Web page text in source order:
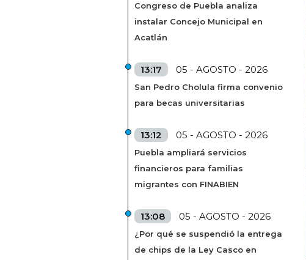
Congreso de Puebla analiza
instalar Concejo Municipal en
Acatlán
13:17 05 - AGOSTO - 2026
San Pedro Cholula firma convenio
para becas universitarias
13:12 05 - AGOSTO - 2026
Puebla ampliará servicios
financieros para familias
migrantes con FINABIEN
13:08 05 - AGOSTO - 2026
¿Por qué se suspendió la entrega
de chips de la Ley Casco en